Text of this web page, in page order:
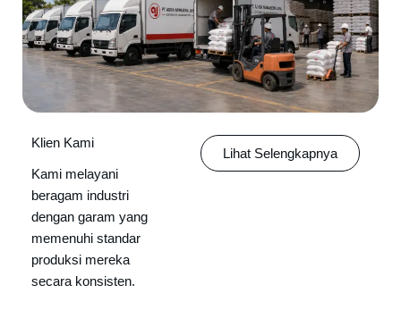
Klien Kami
Kami melayani
beragam industri
dengan garam yang
memenuhi standar
produksi mereka
secara konsisten.
Lihat Selengkapnya